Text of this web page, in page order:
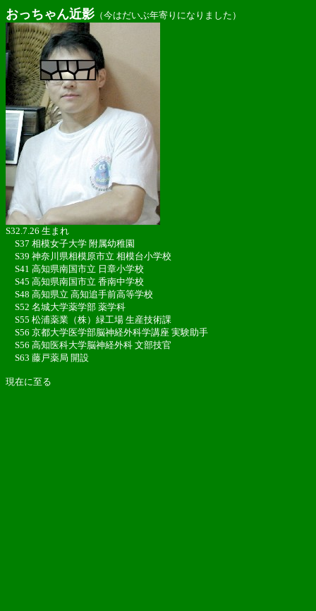
おっちゃん近影 （今はだいぶ年寄りになりました）
S32.7.26 生まれ
S37 相模女子大学 附属幼稚園
S39 神奈川県相模原市立 相模台小学校
S41 高知県南国市立 日章小学校
S45 高知県南国市立 香南中学校
S48 高知県立 高知追手前高等学校
S52 名城大学薬学部 薬学科
S55 松浦薬業（株）緑工場 生産技術課
S56 京都大学医学部脳神経外科学講座 実験助手
S56 高知医科大学脳神経外科 文部技官
S63 藤戸薬局 開設
現在に至る